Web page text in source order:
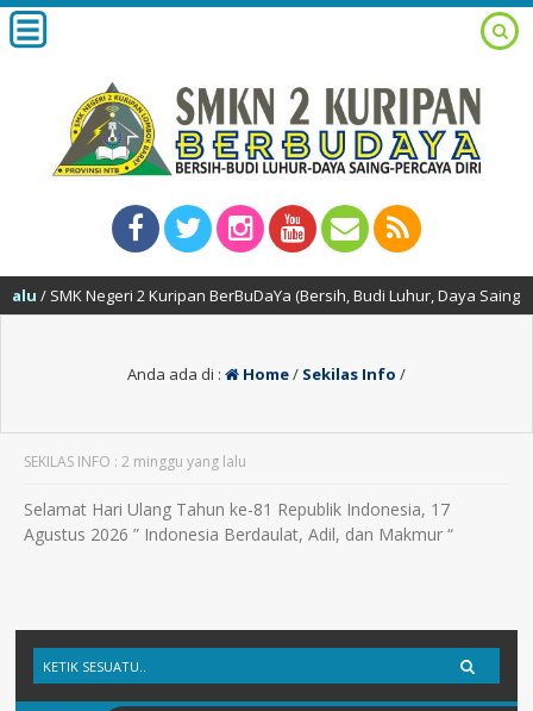
/ SMK Negeri 2 Kuripan BerBuDaYa (Bersih, Budi Luhur, Daya Saing &
Anda ada di : Home/ Sekilas Info /
SEKILAS INFO : 2 minggu yang lalu
Selamat Hari Ulang Tahun ke-81 Republik Indonesia, 17
Agustus 2026 ” Indonesia Berdaulat, Adil, dan Makmur “